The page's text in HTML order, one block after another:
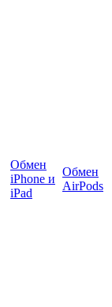
Обмен
iPhone и
iPad
Обмен
AirPods